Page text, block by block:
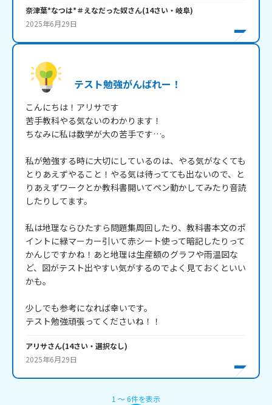
奈津葉*なつは*＃えなだった奴さん(14さい・ 岐阜)
2025年6月29日
テスト勉強がんばれー！
こんにちは！アリサです
苦手教科やる気ないのわかります！
ちなみに私は数学が大の苦手です…。
私が勉強する時に大切にしているのは、やる気がなくても
とりあえずやること！やる気は待ってても出ないので、と
りあえずワークとか教科書開いてペン動かしてみたり音読
したりしてます。
私は地理ならひたすら問題集周回したり、教科書本文のポ
イントに緑マーカー引いて赤シート使って暗記したりって
かんじですかね！あと地理は生産額のグラフや雨温図な
ど、図がテスト出やすい気がするのでよく見ておくといい
かも。
少しでも参考になれば幸いです。
テスト勉強頑張ってくださいね！！
アリサさん(14さい・ 選択なし)
2025年6月29日
1 〜6件を表示